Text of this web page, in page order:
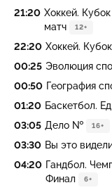
21:20 Хоккей.
матч
12+
22:20 Хоккей.
00:25 Эволюция
00:50 География
01:20 Баскетбол.
03:05 Дело № 16+
03:30 Вы это
04:20 Гандбол.
Финал
6+